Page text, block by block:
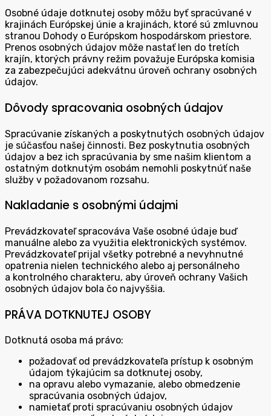
Osobné údaje dotknutej osoby môžu byť spracúvané v
krajinách Európskej únie a krajinách, ktoré sú zmluvnou
stranou Dohody o Európskom hospodárskom priestore.
Prenos osobných údajov môže nastať len do tretích
krajín, ktorých právny režim považuje Európska komisia
za zabezpečujúci adekvátnu úroveň ochrany osobných
údajov.
Dôvody spracovania osobných údajov
Spracúvanie získaných a poskytnutých osobných údajov
je súčasťou našej činnosti. Bez poskytnutia osobných
údajov a bez ich spracúvania by sme našim klientom a
ostatným dotknutým osobám nemohli poskytnúť naše
služby v požadovanom rozsahu.
Nakladanie s osobnými údajmi
Prevádzkovateľ spracováva Vaše osobné údaje buď
manuálne alebo za využitia elektronických systémov.
Prevádzkovateľ prijal všetky potrebné a nevyhnutné
opatrenia nielen technického alebo aj personálneho
a kontrolného charakteru, aby úroveň ochrany Vašich
osobných údajov bola čo najvyššia.
PRÁVA DOTKNUTEJ OSOBY
Dotknutá osoba má právo:
požadovať od prevádzkovateľa prístup k osobným
údajom týkajúcim sa dotknutej osoby,
na opravu alebo vymazanie, alebo obmedzenie
spracúvania osobných údajov,
namietať proti spracúvaniu osobných údajov